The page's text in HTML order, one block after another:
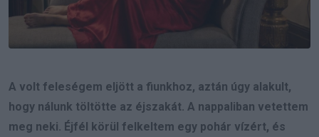
A volt feleségem eljött a fiunkhoz, aztán úgy alakult,
hogy nálunk töltötte az éjszakát. A nappaliban vetettem
meg neki. Éjfél körül felkeltem egy pohár vízért, és